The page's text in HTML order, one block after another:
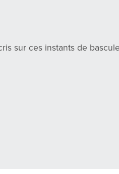
sur ces instants de